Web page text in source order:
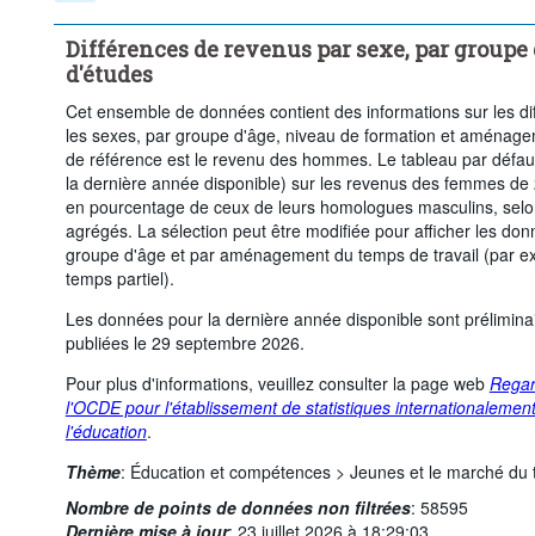
Supprimer tout
Différences de revenus par sexe, par
d'études
Cet ensemble de données contient des informations sur les
les sexes, par groupe d'âge, niveau de formation et
de référence est le revenu des hommes. Le tableau par
la dernière année disponible) sur les revenus des femmes
en pourcentage de ceux de leurs homologues masculins,
agrégés. La sélection peut être modifiée pour afficher les
groupe d'âge et par aménagement du temps de travail (par
temps partiel).
Les données pour la dernière année disponible sont
publiées le 29 septembre 2026.
Pour plus d'informations, veuillez consulter la page web
l'OCDE pour l'établissement de statistiques
l'éducation.
Thème: Éducation et compétences > Jeunes et le marché du
Nombre de points de données non filtrées: 58595
Dernière mise à jour: 23 juillet 2026 à 18:29:03